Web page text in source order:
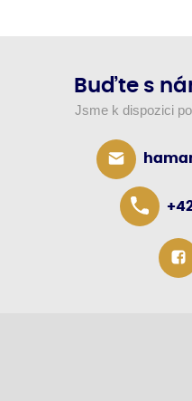
Buďte s
Jsme k dispozici